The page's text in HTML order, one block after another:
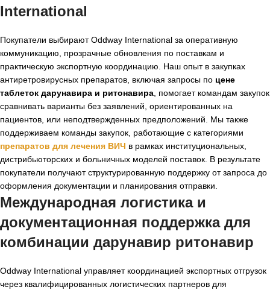
International
Покупатели выбирают Oddway International за оперативную
коммуникацию, прозрачные обновления по поставкам и
практическую экспортную координацию. Наш опыт в закупках
антиретровирусных препаратов, включая запросы по цене
таблеток дарунавира и ритонавира , помогает командам закупок
сравнивать варианты без заявлений, ориентированных на
пациентов, или неподтвержденных предположений. Мы также
поддерживаем команды закупок, работающие с категориями
препаратов для лечения ВИЧ в рамках институциональных,
дистрибьюторских и больничных моделей поставок. В результате
покупатели получают структурированную поддержку от запроса до
оформления документации и планирования отправки.
Международная логистика и
документационная поддержка для
комбинации дарунавир ритонавир
Oddway International управляет координацией экспортных отгрузок
через квалифицированных логистических партнеров для